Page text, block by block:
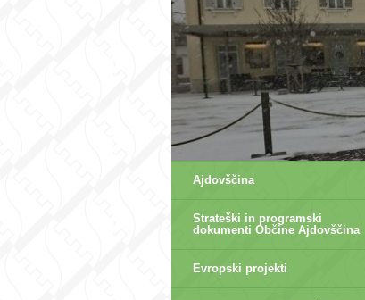
Ajdovščina
Strateški in programski
dokumenti Občine Ajdovščina
Evropski projekti